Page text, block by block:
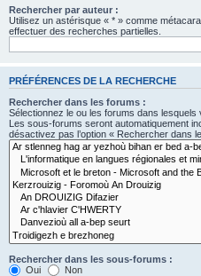
Rechercher par auteur :
Utilisez un astérisque « * » comme
effectuer des recherches partielles.
PRÉFÉRENCES DE LA RECHERCHE
Rechercher dans les forums :
Sélectionnez le ou les forums dans
Les sous-forums seront automatiquement
désactivez pas l’option « Rechercher dans
Rechercher dans les sous-forums :
Oui
Non